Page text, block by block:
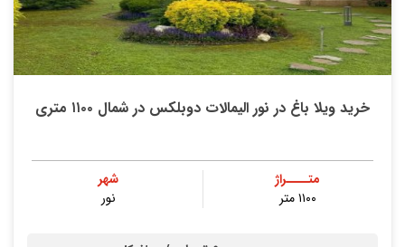
خرید ویلا باغ در نور الیمالات دوبلکس در شمال ۱۱۰۰ متری
متــــراژ
۱۱۰۰ متر
شهر
نور